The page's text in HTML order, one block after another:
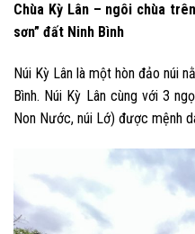
Chùa Kỳ Lân – ngôi chùa
sơn” đất Ninh Bình
Núi Kỳ Lân là một hòn đảo núi
Bình. Núi Kỳ Lân cùng với 3
Non Nước, núi Lớ) được mệnh